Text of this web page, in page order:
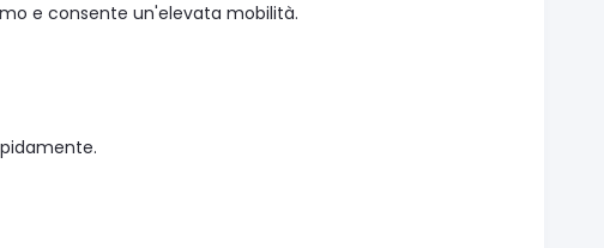
e consente un'elevata mobilità.